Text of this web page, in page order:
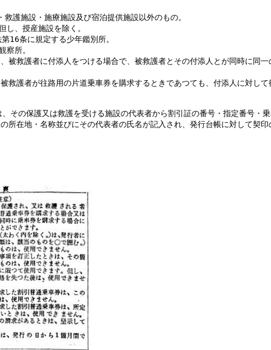
護施設・施療施設及び宿泊提供施設以外のもの。
、授産施設を除く。
16条に規定する少年鑑別所。
察所。
救護者に付添人をつける場合で、被救護者とその付添人とが同時に同
護者が往路用の片道乗車券を購求するときであつても、付添人に対し
の保護又は救護を受ける施設の代表者から割引証の番号・指定番号・
所在地・名称並びにその代表者の氏名が記入され、発行台帳に対して契